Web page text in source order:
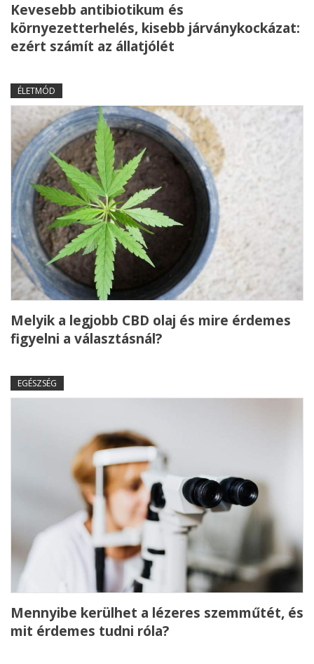
Kevesebb antibiotikum és
környezetterhelés, kisebb járványkockázat:
ezért számít az állatjólét
ÉLETMÓD
Melyik a legjobb CBD olaj és mire érdemes
figyelni a választásnál?
EGÉSZSÉG
Mennyibe kerülhet a lézeres szemműtét, és
mit érdemes tudni róla?